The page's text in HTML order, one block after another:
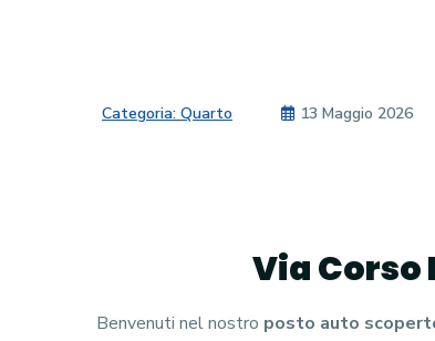
Quarto 13 Maggio 2026
Via Corso
Benvenuti nel nostro posto auto